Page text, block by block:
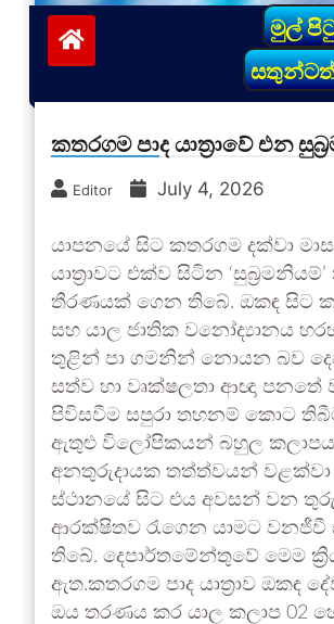
මුල්
කතරගම පාද යාත්‍රාවේ එන
Editor July 4, 2026
යාපනයේ සිට කතරගම දක්වා
යාත්‍රාවට එක්ව සිටින
තීරණයක් ගෙන තිබේ. ඔකඳ සිට
සහ යාල ජාතික වනෝද්‍යානය
තුළින් පා ගමනින් නොයන බව
සත්ව හා වෘක්ෂලතා ආඥා
පිවිසවීම සපුරා තහනම් කොට
ඇතුළු විලෝපිකයන් බහුල
අනතුරුදායක තත්ත්වයන්
ස්ථානයේ සිට එය අවසන් වන
ආරක්ෂිතව රැගෙන යාමට
තිබේ. දෙපාර්තමේන්තුවේ මෙම
ඇත.කතරගම පාද යාත්‍රාව
ඔය තරණය කර යාල කලාප 02